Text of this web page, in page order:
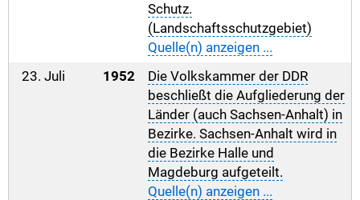
Schutz.
(Landschaftsschutzgebiet)
Quelle(n) anzeigen ...
23. Juli
1952
Die Volkskammer der DDR
beschließt die Aufgliederung der
Länder (auch Sachsen-Anhalt) in
Bezirke. Sachsen-Anhalt wird in
die Bezirke Halle und
Magdeburg aufgeteilt.
Quelle(n) anzeigen ...